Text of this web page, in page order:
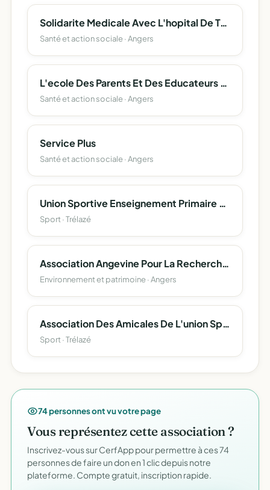
Solidarite Medicale Avec L'hopital De Tulear.
Santé et action sociale · Angers
L'ecole Des Parents Et Des Educateurs Du Maine Et Loire.
Santé et action sociale · Angers
Service Plus
Santé et action sociale · Angers
Union Sportive Enseignement Primaire Maraichere.
Sport · Trélazé
Association Angevine Pour La Recherche Sur L'environnement Et Le Developpement Rural
Environnement et patrimoine · Angers
Association Des Amicales De L'union Sportive De L'enseignement Primaire De La Ville De Trelaze.
Sport · Trélazé
74 personnes ont vu votre page
Vous représentez cette association ?
Inscrivez-vous sur CerfApp pour permettre à ces 74
personnes de faire un don en 1 clic depuis notre
plateforme. Compte gratuit, inscription rapide.